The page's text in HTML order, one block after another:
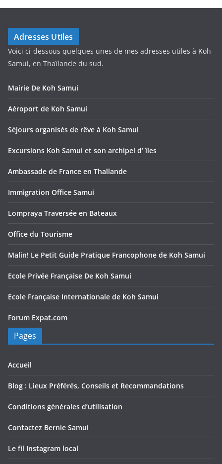
Adresses Utiles
Voici ci-dessous quelques unes de mes adresses utiles à Koh
Samui, en Thaïlande du sud.
Mairie De Koh Samui
Aéroport de Koh Samui
Séjours organisés de rêve à Koh Samui
Excursions Koh Samui et son archipel d’ îles
Ambassade de France en Thaïlande
Immigration Office Samui
Lompraya Traversée en Bateaux
Office du Tourisme
Malin! Le Petit Guide Pratique Francophone de Koh Samui
Ecole Privée Française De Koh Samui
Ecole Française Internationale de Koh Samui
Forum Expat.com
Pages
Accueil
Blog : Lieux Préférés, Conseils et Recommandations
Conditions générales d’utilisation
Contactez Bernie Samui
Le fil Instagram local